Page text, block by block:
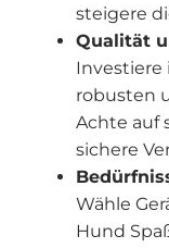
steigere
Qualität
Investiere
robusten
Achte auf
sichere
Wähle
Hund